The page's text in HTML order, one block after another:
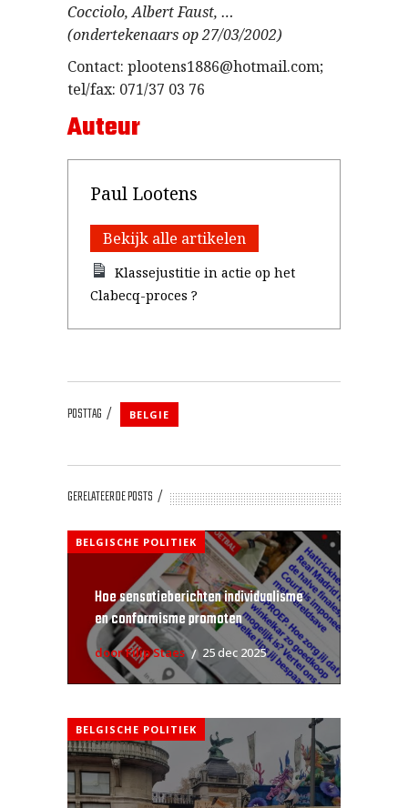
Cocciolo, Albert Faust, …
(ondertekenaars op 27/03/2002)
Contact: plootens1886@hotmail.com;
tel/fax: 071/37 03 76
Auteur
Paul Lootens
Bekijk alle artikelen
Klassejustitie in actie op het
Clabecq-proces ?
POSTTAG BELGIE
GERELATEERDE POSTS
BELGISCHE POLITIEK
Hoe sensatieberichten individualisme
en conformisme promoten
door Filip Staes 25 dec 2025
BELGISCHE POLITIEK